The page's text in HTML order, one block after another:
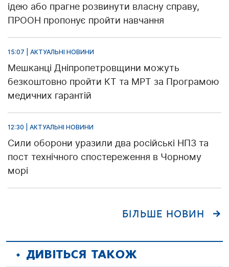
ідею або прагне розвинути власну справу,
ПРООН пропонує пройти навчання
15:07 | АКТУАЛЬНІ НОВИНИ
Мешканці Дніпропетровщини можуть
безкоштовно пройти КТ та МРТ за Програмою
медичних гарантій
12:30 | АКТУАЛЬНІ НОВИНИ
Сили оборони уразили два російські НПЗ та
пост технічного спостереження в Чорному
морі
БІЛЬШЕ НОВИН
ДИВІТЬСЯ ТАКОЖ